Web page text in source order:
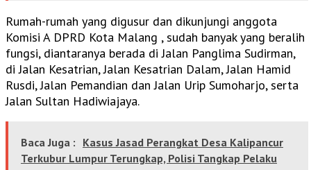
Rumah-rumah yang digusur dan dikunjungi anggota
Komisi A DPRD Kota Malang , sudah banyak yang beralih
fungsi, diantaranya berada di Jalan Panglima Sudirman,
di Jalan Kesatrian, Jalan Kesatrian Dalam, Jalan Hamid
Rusdi, Jalan Pemandian dan Jalan Urip Sumoharjo, serta
Jalan Sultan Hadiwiajaya.
Baca Juga : Kasus Jasad Perangkat Desa Kalipancur
Terkubur Lumpur Terungkap, Polisi Tangkap Pelaku